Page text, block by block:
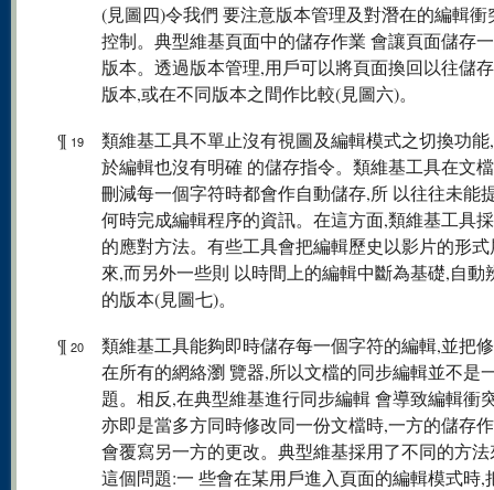
(見圖四)令我們 要注意版本管理及對潛在的編輯衝
控制。典型維基頁面中的儲存作業 會讓頁面儲存
版本。透過版本管理,用戶可以將頁面換回以往儲
版本,或在不同版本之間作比較(見圖六)。
¶ 19
類維基工具不單止沒有視圖及編輯模式之切換功能
於編輯也沒有明確 的儲存指令。類維基工具在文
刪減每一個字符時都會作自動儲存,所 以往往未能
何時完成編輯程序的資訊。在這方面,類維基工具
的應對方法。有些工具會把編輯歷史以影片的形
來,而另外一些則 以時間上的編輯中斷為基礎,自動
的版本(見圖七)。
¶ 20
類維基工具能夠即時儲存每一個字符的編輯,並把
在所有的網絡瀏 覽器,所以文檔的同步編輯並不是
題。相反,在典型維基進行同步編輯 會導致編輯衝
亦即是當多方同時修改同一份文檔時,一方的儲存
會覆寫另一方的更改。典型維基採用了不同的方
這個問題:一 些會在某用戶進入頁面的編輯模式時,